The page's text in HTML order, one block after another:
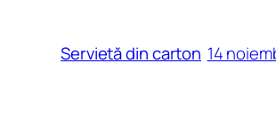
Servietă din carton 14